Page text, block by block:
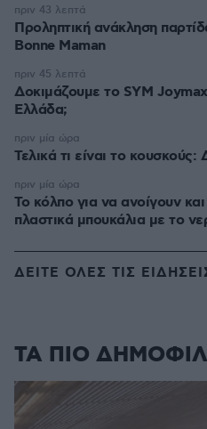
Προληπτική ανάκληση
Bonne Maman
πριν 43 λεπτά
Δοκιμάζουμε το SYM
Ελλάδα;
πριν 45 λεπτά
Τελικά τι είναι το
πριν μία ώρα
Το κόλπο για να ανοίγουν
πλαστικά μπουκάλια με το
πριν μία ώρα
ΔΕΙΤΕ ΟΛΕΣ ΤΙΣ
ΤΑ ΠΙΟ